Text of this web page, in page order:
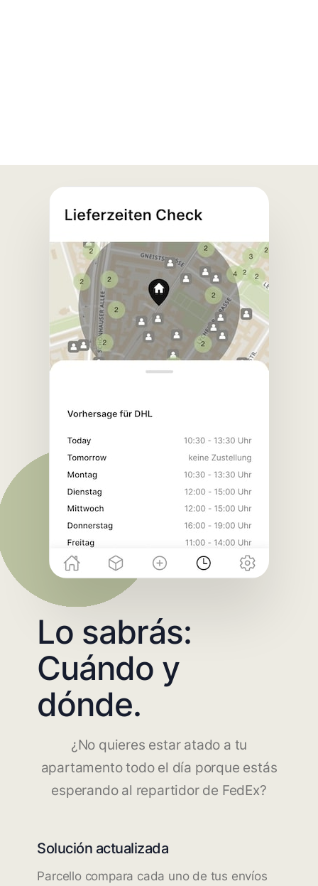
Lo sabrás:
Cuándo y
dónde.
¿No quieres estar atado a tu
apartamento todo el día porque estás
esperando al repartidor de FedEx?
Solución actualizada
Parcello compara cada uno de tus envíos